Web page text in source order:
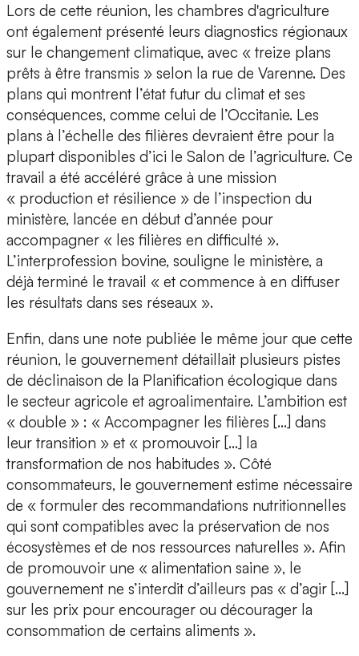
Lors de cette réunion, les chambres d'agriculture
ont également présenté leurs diagnostics régionaux
sur le changement climatique, avec « treize plans
prêts à être transmis » selon la rue de Varenne. Des
plans qui montrent l’état futur du climat et ses
conséquences, comme celui de l’Occitanie. Les
plans à l’échelle des filières devraient être pour la
plupart disponibles d’ici le Salon de l’agriculture. Ce
travail a été accéléré grâce à une mission
« production et résilience » de l’inspection du
ministère, lancée en début d’année pour
accompagner « les filières en difficulté ».
L’interprofession bovine, souligne le ministère, a
déjà terminé le travail « et commence à en diffuser
les résultats dans ses réseaux ».
Enfin, dans une note publiée le même jour que cette
réunion, le gouvernement détaillait plusieurs pistes
de déclinaison de la Planification écologique dans
le secteur agricole et agroalimentaire. L’ambition est
« double » : « Accompagner les filières […] dans
leur transition » et « promouvoir […] la
transformation de nos habitudes ». Côté
consommateurs, le gouvernement estime nécessaire
de « formuler des recommandations nutritionnelles
qui sont compatibles avec la préservation de nos
écosystèmes et de nos ressources naturelles ». Afin
de promouvoir une « alimentation saine », le
gouvernement ne s’interdit d’ailleurs pas « d’agir […]
sur les prix pour encourager ou décourager la
consommation de certains aliments ».